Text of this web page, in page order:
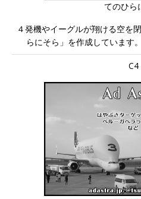
てのひら
４発機やイーグルが翔ける空を
らにそら」を作成していま
C4